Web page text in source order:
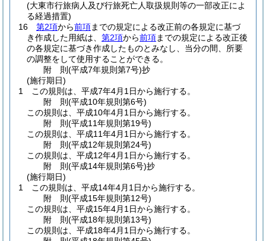
(大東市行旅病人及び行旅死亡人取扱規則等の一部改正によ
る経過措置)
16
第2項から前項までの規定による改正前の各規定に基づ
き作成した用紙は、 第2項から前項までの規定による改正後
の各規定に基づき作成したものとみなし、当分の間、所要
の調整をして使用することができる。
附 則(平成7年規則第7号)抄
(施行期日)
1
この規則は、平成7年4月1日から施行する。
附 則(平成10年規則第6号)
この規則は、平成10年4月1日から施行する。
附 則(平成11年規則第19号)
この規則は、平成11年4月1日から施行する。
附 則(平成12年規則第24号)
この規則は、平成12年4月1日から施行する。
附 則(平成14年規則第6号)抄
(施行期日)
1
この規則は、平成14年4月1日から施行する。
附 則(平成15年規則第12号)
この規則は、平成15年4月1日から施行する。
附 則(平成18年規則第13号)
この規則は、平成18年4月1日から施行する。